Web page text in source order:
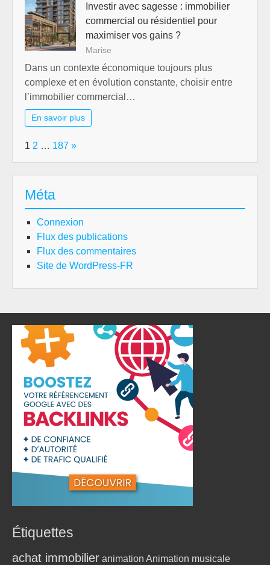
Investir avec sagesse : immobilier
commercial ou résidentiel pour
maximiser vos gains ?
Marise
Dans un contexte économique toujours plus
complexe et en évolution constante, choisir entre
l’immobilier commercial…
En savoir plus
Page:
1 2 … 187 Next
»
Méta
Connexion
Flux des publications
Flux des commentaires
Site de WordPress-FR
Étiquettes
achat immobilier animation Animation musicale